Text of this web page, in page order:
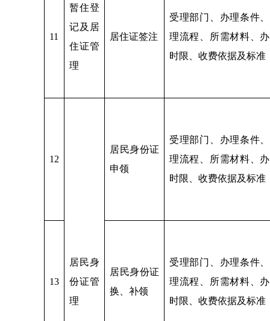
11
暂住登
记及居
住证管
理
居住证签注
受理部门、办理条件
理流程、所需材料、
时限、收费依据及标准
12
居民身
份证管
理
居民身份证
申领
受理部门、办理条件
理流程、所需材料、
时限、收费依据及标准
13
居民身份证
换、补领
受理部门、办理条件
理流程、所需材料、
时限、收费依据及标准